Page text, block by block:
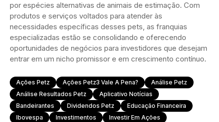
por espécies alternativas de animais de estimação. Com
produtos e serviços voltados para atender às
necessidades específicas desses pets, as franquias
especializadas estão se consolidando e oferecendo
oportunidades de negócios para investidores que desejam
entrar em um nicho promissor e em crescimento contínuo.
Ações Petz Ações Petz3 Vale A Pena?
Análise Petz
Análise Resultados Petz
Aplicativo Notícias
Bandeirantes
Dividendos Petz
Educação Financeira
Ibovespa
Investimentos
Investir Em Ações